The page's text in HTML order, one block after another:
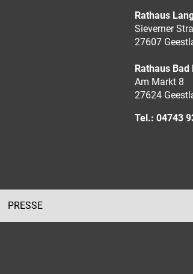
Rathaus
Sieverner
27607
Rathaus Bad
Am Markt 8
27624
Tel.: 04743
PRESSE